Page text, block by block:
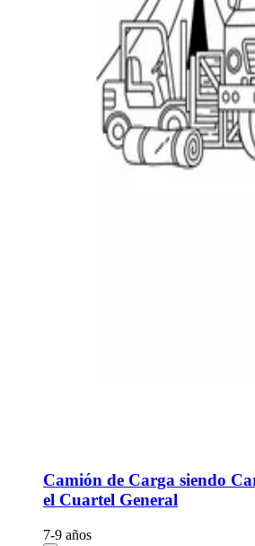
Camión de Carga siendo
el Cuartel General
7-9 años